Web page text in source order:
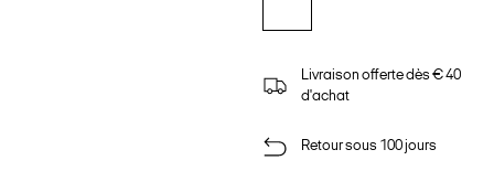
Livraison offerte dès € 40
d'achat
Retour sous 100 jours